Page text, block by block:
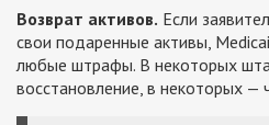
Возврат активов. Если
свои подаренные активы,
любые штрафы. В некоторых
восстановление, в некоторых —